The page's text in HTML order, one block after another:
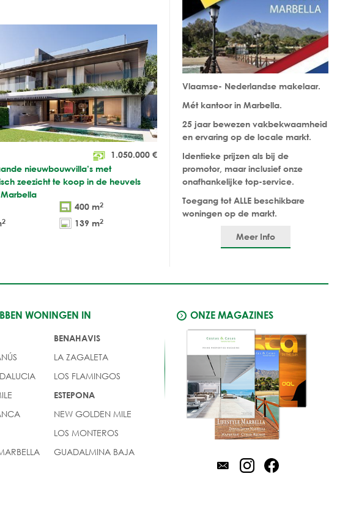
Vlaamse- Nederlandse makelaar.
Mét kantoor in Marbella.
25 jaar bewezen vakbekwaamheid
en ervaring op de locale markt.
Identieke prijzen als bij de
promotor, maar inclusief onze
onafhankelijke top-service.
Toegang tot ALLE beschikbare
woningen op de markt.
Meer Info
1.050.000 €
nieuwbouwvilla’s met
zeezicht te koop in de heuvels
400 m2
2 139 m2
WONINGEN IN
BENAHAVIS
LA ZAGALETA
LOS FLAMINGOS
ESTEPONA
NEW GOLDEN MILE
LOS MONTEROS
GUADALMINA BAJA
ONZE MAGAZINES